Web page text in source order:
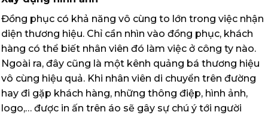
Đồng phục có khả năng vô cùng to lớn trong việc nhận
diện thương hiệu. Chỉ cần nhìn vào đồng phục, khách
hàng có thể biết nhân viên đó làm việc ở công ty nào.
Ngoài ra, đây cũng là một kênh quảng bá thương hiệu
vô cùng hiệu quả. Khi nhân viên di chuyển trên đường
hay đi gặp khách hàng, những thông điệp, hình ảnh,
logo,… được in ấn trên áo sẽ gây sự chú ý tới người